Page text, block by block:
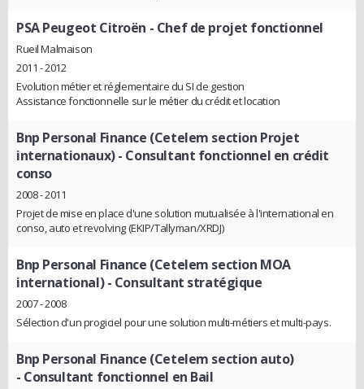
PSA Peugeot Citroën - Chef de projet fonctionnel
Rueil Malmaison
2011 - 2012
Evolution métier et réglementaire du SI de gestion
Assistance fonctionnelle sur le métier du crédit et location
Bnp Personal Finance (Cetelem section Projet
internationaux)- Consultant fonctionnel en crédit
conso
2008 - 2011
Projet de mise en place d'une solution mutualisée à l'international en
conso, auto et revolving (EKIP/Tallyman/XRDJ)
Bnp Personal Finance (Cetelem section MOA
international)- Consultant stratégique
2007 - 2008
Sélection d'un progiciel pour une solution multi-métiers et multi-pays.
Bnp Personal Finance (Cetelem section auto)
- Consultant fonctionnel en Bail